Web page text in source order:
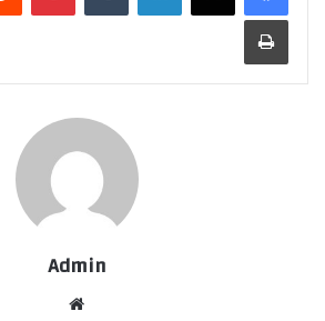
طباعة
Admin